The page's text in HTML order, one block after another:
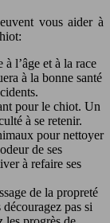
vous aider à
l’âge et à la race
à la bonne santé
pour le chiot. Un
à se retenir.
pour nettoyer
de ses
à refaire ses
de la propreté
pas si